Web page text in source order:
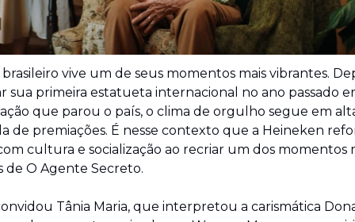
vive um de seus momentos mais vibrantes.
sua primeira estatueta internacional no ano passado
que parou o país, o clima de orgulho segue em
de premiações. É nesse contexto que a Heineken
cultura e socialização ao recriar um dos momentos
de O Agente Secreto.
Tânia Maria, que interpretou a carismática